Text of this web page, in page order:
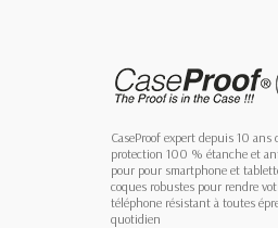
CaseProof expert depuis 10 ans
protection 100 % étanche et
pour pour smartphone et
coques robustes pour rendre
téléphone résistant à toutes
quotidien